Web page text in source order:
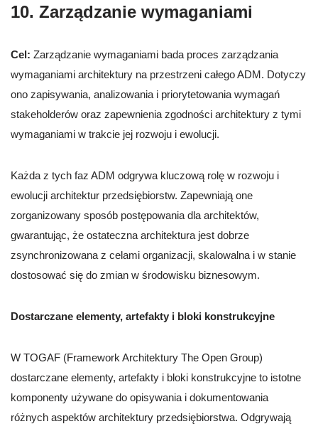
10. Zarządzanie wymaganiami
Cel: Zarządzanie wymaganiami bada proces zarządzania
wymaganiami architektury na przestrzeni całego ADM. Dotyczy
ono zapisywania, analizowania i priorytetowania wymagań
stakeholderów oraz zapewnienia zgodności architektury z tymi
wymaganiami w trakcie jej rozwoju i ewolucji.
Każda z tych faz ADM odgrywa kluczową rolę w rozwoju i
ewolucji architektur przedsiębiorstw. Zapewniają one
zorganizowany sposób postępowania dla architektów,
gwarantując, że ostateczna architektura jest dobrze
zsynchronizowana z celami organizacji, skalowalna i w stanie
dostosować się do zmian w środowisku biznesowym.
Dostarczane elementy, artefakty i bloki konstrukcyjne
W TOGAF (Framework Architektury The Open Group)
dostarczane elementy, artefakty i bloki konstrukcyjne to istotne
komponenty używane do opisywania i dokumentowania
różnych aspektów architektury przedsiębiorstwa. Odgrywają